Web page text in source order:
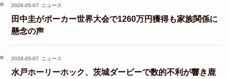
2026-05-07 ニュース
田中圭がポーカー世界大会で1260万円獲得も家族関係に
懸念の声
2026-05-07 ニュース
水戸ホーリーホック、茨城ダービーで数的不利が響き鹿